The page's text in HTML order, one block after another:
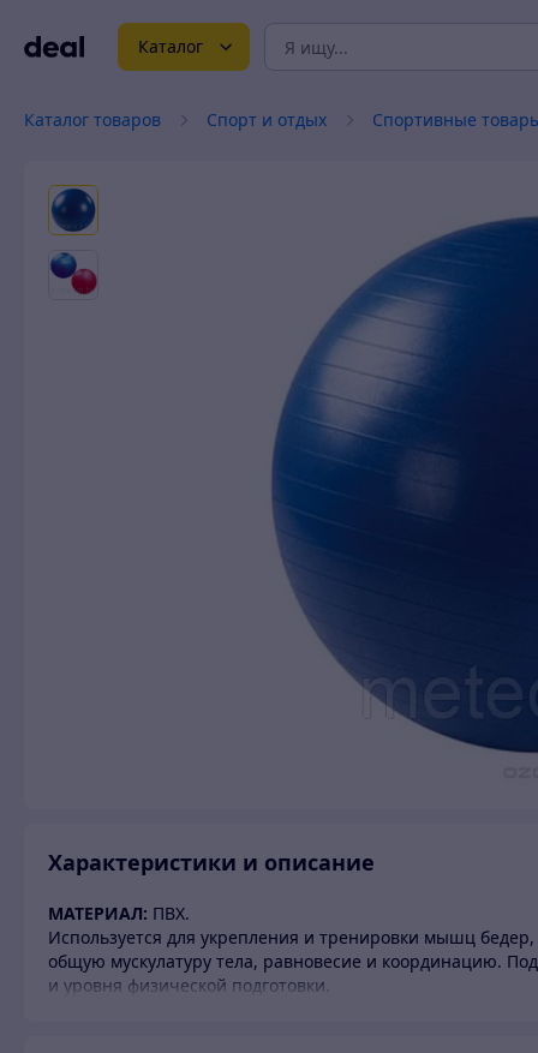
Каталог
Каталог товаров Спорт и отдых Спортивные
Характеристики и описание
МАТЕРИАЛ: ПВХ.
Используется для укрепления и тренировки мышц
общую мускулатуру тела, равновесие и координацию.
и уровня физической подготовки.